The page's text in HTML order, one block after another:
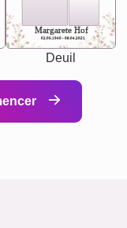
Margarete Hof
02.05.1940 - 08.04.2021
Deuil